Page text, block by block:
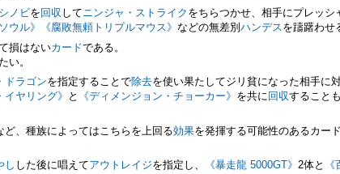
シノビを 回収 してニンジャ・ストライク をちらつかせ、相手にプレッシ
ウル》 《腐敗無頼トリプルマウス》などの無差別ハンデスを躊躇わせ
損はないカードである。
い。
ドラゴンを指定することで除去を使い果たしてジリ貧になった相手に
イヤリング》 と 《ディメンジョン・チョーカー》 を共に 回収すること
ど、種族によってはこちらを上回る効果を発揮する可能性のあるカー
し した後に唱えてアウトレイジを指定し、 《暴走龍 5000GT》 2体と